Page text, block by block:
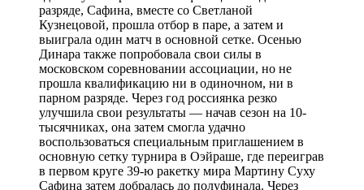
разряде, Сафина, вместе со Светланой
Кузнецовой, прошла отбор в паре, а затем и
выиграла один матч в основной сетке. Осенью
Динара также попробовала свои силы в
московском соревновании ассоциации, но не
прошла квалификацию ни в одиночном, ни в
парном разряде. Через год россиянка резко
улучшила свои результаты — начав сезон на 10-
тысячниках, она затем смогла удачно
воспользоваться специальным приглашением в
основную сетку турнира в Оэйраше, где переиграв
в первом круге 39-ю ракетку мира Мартину Суху
Сафина затем добралась до полуфинала. Через